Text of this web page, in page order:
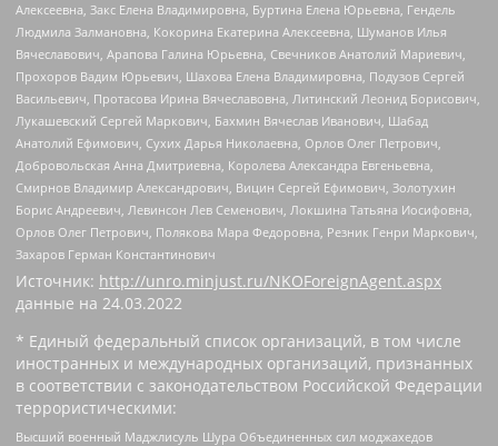
Алексеевна, Закс Елена Владимировна, Буртина Елена Юрьевна, Гендель
Людмила Залмановна, Кокорина Екатерина Алексеевна, Шуманов Илья
Вячеславович, Арапова Галина Юрьевна, Свечников Анатолий Мариевич,
Прохоров Вадим Юрьевич, Шахова Елена Владимировна, Подузов Сергей
Васильевич, Протасова Ирина Вячеславовна, Литинский Леонид Борисович,
Лукашевский Сергей Маркович, Бахмин Вячеслав Иванович, Шабад
Анатолий Ефимович, Сухих Дарья Николаевна, Орлов Олег Петрович,
Добровольская Анна Дмитриевна, Королева Александра Евгеньевна,
Смирнов Владимир Александрович, Вицин Сергей Ефимович, Золотухин
Борис Андреевич, Левинсон Лев Семенович, Локшина Татьяна Иосифовна,
Орлов Олег Петрович, Полякова Мара Федоровна, Резник Генри Маркович,
Захаров Герман Константинович
Источник: http://unro.minjust.ru/NKOForeignAgent.aspx
данные на 24.03.2022
* Единый федеральный список организаций, в том числе
иностранных и международных организаций, признанных
в соответствии с законодательством Российской Федерации
террористическими:
Высший военный Маджлисуль Шура Объединенных сил моджахедов